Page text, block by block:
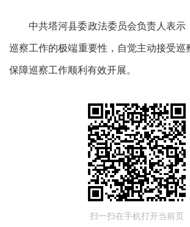
中共塔河县委政法委员会负责人表示
巡察工作的极端重要性，自觉主动接受巡
保障巡察工作顺利有效开展。
扫一扫在手机打开当前页